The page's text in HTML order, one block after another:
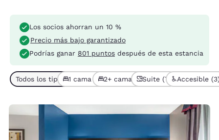
Los socios ahorran un 10 %
Precio más bajo garantizado
Podrías ganar 801 puntos después de esta estancia
Todos los tipos de habitación (8)
1 cama (7)2+ camas (1)Suite (7) Accesible